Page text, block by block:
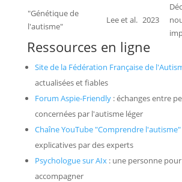
"Génétique de
l'autisme"
Lee et al. 2023
Ressources en ligne
Site de la Fédération Française de
actualisées et fiables
Forum Aspie-Friendly: échanges entre
concernées par l'autisme léger
Chaîne YouTube "Comprendre l'autisme"
explicatives par des experts
Psychologue sur AIx : une personne
accompagner